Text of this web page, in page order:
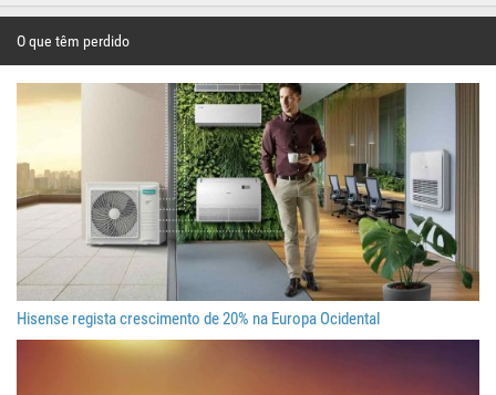
O que têm perdido
Hisense regista crescimento de 20% na Europa Ocidental